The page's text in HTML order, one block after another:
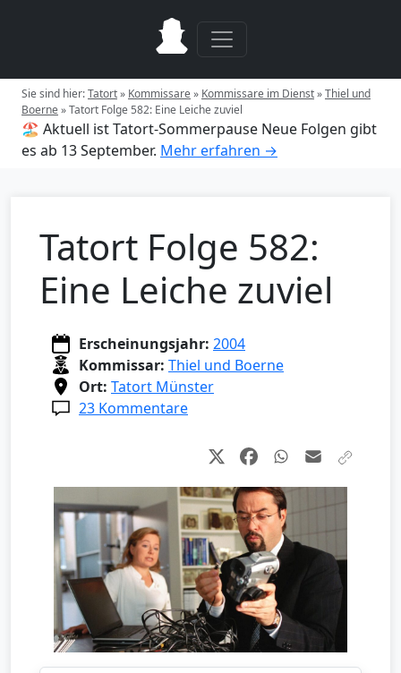
Sie sind hier:Tatort» Kommissare» Kommissare im Dienst»Thiel und
Boerne»Tatort Folge 582: Eine Leiche zuviel
🏖️ Aktuell ist Tatort-Sommerpause Neue Folgen gibt
es ab 13 September. Mehr erfahren →
Tatort Folge 582:
Eine Leiche zuviel
Erscheinungsjahr: 2004
Kommissar: Thiel und Boerne
Ort: Tatort Münster
23 Kommentare